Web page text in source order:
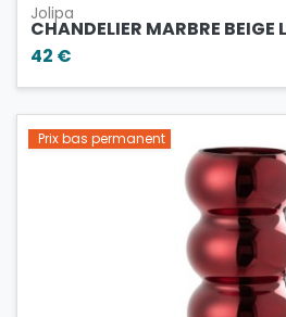
Jolipa
CHANDELIER MARBRE BEIGE
42 €
Prix bas permanent